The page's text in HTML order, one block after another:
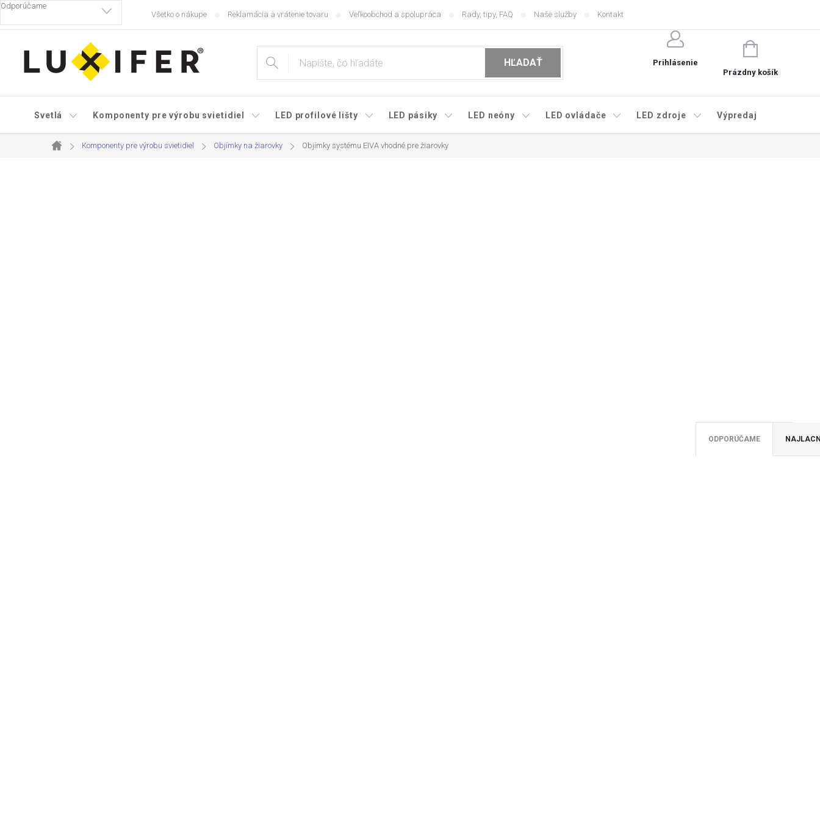
Prejsť
obsah
Všetko o nákupe Reklamácia a vrátenie tovaru Veľkoobchod a spolupráca Rady, tipy, FAQ Naše služby Kontakt
HĽADAŤ Prihlásenie
NÁKUPNÝ
KOŠÍK
Prázdny košík
Svetlá Komponenty pre výrobu svietidiel LED profilové lišty LED pásiky LED neóny LED ovládače LED zdroje Výpredaj
Domov
Komponenty pre výrobu svietidiel Objímky na žiarovky Objímky systému EIVA vhodné pre žiarovky
ODPORÚČAME